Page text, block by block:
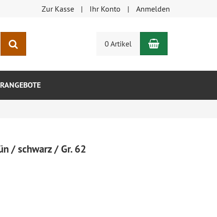
Zur Kasse Ihr Konto Anmelden
0 Artikel Warenkorb
/ schwarz / Gr. 62